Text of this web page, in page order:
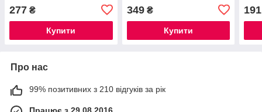
(NF3154)
277 ₴
Купити
"антипротікання" (NF3163)
349₴
Купити
191
Про нас
99% позитивних з 210 відгуків за рік